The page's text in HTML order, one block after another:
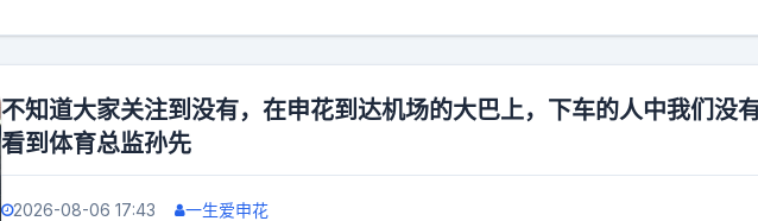
胜1平，但其实是个平局大师，本赛季10场平局冠绝中超，球队进攻转化效率偏
低。如果陷入僵局，会不会又是一场闷平？历史交锋记录更是给河南队泼了冷水
最近三次交手，青岛西海岸2胜1平保持不败。上赛季河南队主场1-2告负的场景还
历历在目。这次回到郑州航海体育场，是成功拿下对手还是继续被对手压制？关键
不知道大家关注到没有，在申花到达机场的大巴上，下车的人中我们没
看到体育总监孙先
2026-08-06 17:43 一生爱申花